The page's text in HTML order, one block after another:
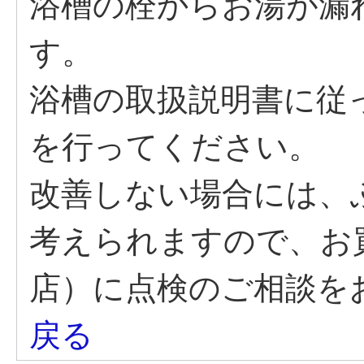
す。
浴槽の取扱説明書に従
を行ってください。
改善しない場合には
考えられますので、
店）に点検のご相談
戻る